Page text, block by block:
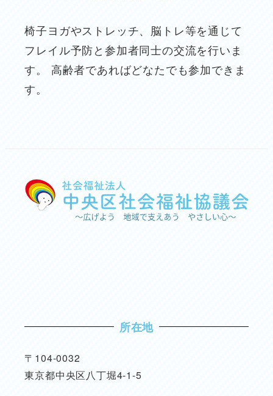
椅子ヨガやストレッチ、脳トレ等を通じて
フレイル予防と参加者同士の交流を行いま
す。 高齢者であればどなたでも参加できま
す。
所在地
〒104-0032
東京都中央区八丁堀4-1-5